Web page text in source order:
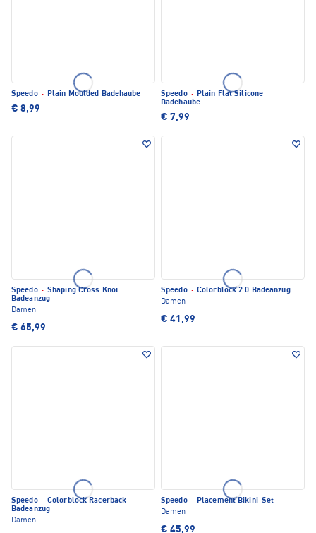
Speedo · Plain Moulded Badehaube
€ 8,99
Speedo · Plain Flat Silicone
Badehaube
€ 7,99
Speedo · Shaping Cross Knot
Badeanzug
Damen
€ 65,99
Speedo · Colorblock 2.0 Badeanzug
Damen
€ 41,99
Speedo · Colorblock Racerback
Badeanzug
Damen
Speedo · Placement Bikini-Set
Damen
€ 45,99